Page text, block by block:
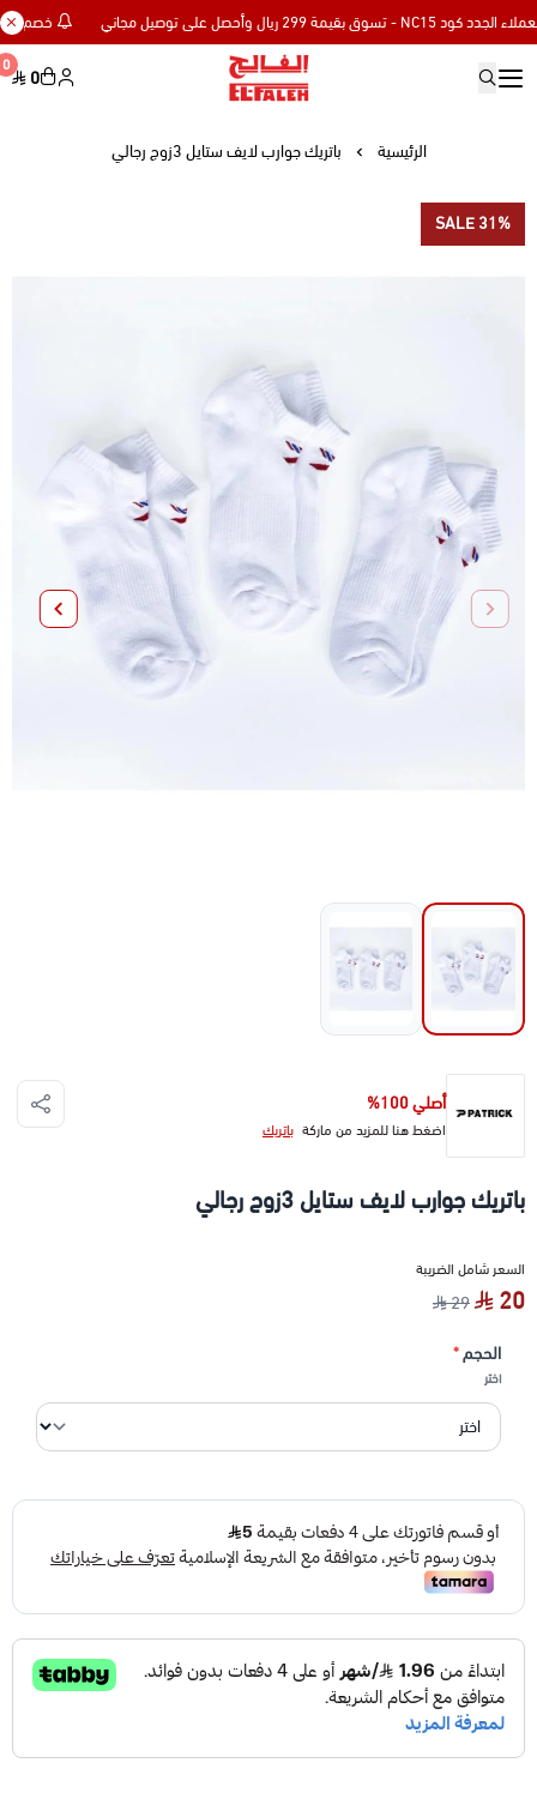
خصم إضافي 15% للعملاء الجدد كود NC15 - تسوق بقيمة 299 ريال وأحصل على توصيل مجاني
0 0
الرئيسية باتريك جوارب لايف ستايل 3زوج رجالي
SALE 31%
أصلي 100%
اضغط هنا للمزيد من ماركة باتريك
باتريك جوارب لايف ستايل 3زوج رجالي
السعر شامل الضريبة
20
29
الحجم*
اختر